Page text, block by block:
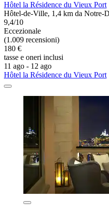
Hôtel la Résidence du Vieux Port
Hôtel-de-Ville, 1,4 km da Notre-
9,4/10
Eccezionale
(1.009 recensioni)
180 €
tasse e oneri inclusi
11 ago - 12 ago
Hôtel la Résidence du Vieux Port